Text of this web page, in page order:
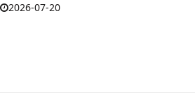
2026-07-20